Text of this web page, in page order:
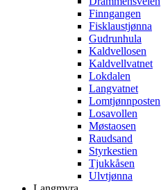
Finngangen
Fisklaustjønna
Gudrunhula
Kaldvellosen
Kaldvellvatnet
Lokdalen
Langvatnet
Lomtjønnposten
Losavollen
Møstaosen
Raudsand
Styrkestien
Tjukkåsen
Ulvtjønna